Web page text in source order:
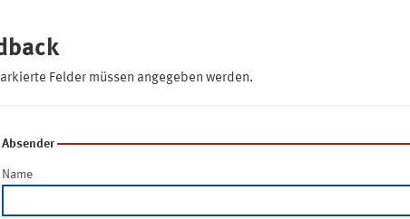
Felder müssen angegeben werden.
Absender
Name